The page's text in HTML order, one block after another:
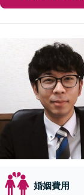
婚姻費用